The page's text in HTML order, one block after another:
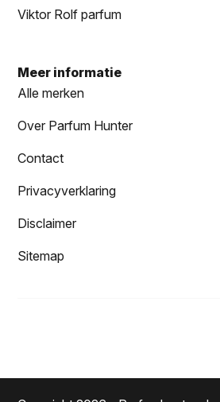
Viktor Rolf parfum
Meer informatie
Alle merken
Over Parfum Hunter
Contact
Privacyverklaring
Disclaimer
Sitemap